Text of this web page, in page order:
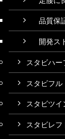
品質保
開発ス
スタビハー
スタビフル
スタビツイ
スタビレフ